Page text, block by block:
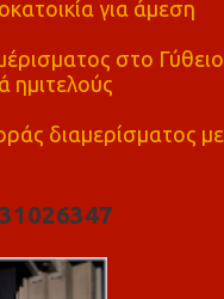
για άμεση
στο Γύθειο
ημιτελούς
διαμερίσματος με